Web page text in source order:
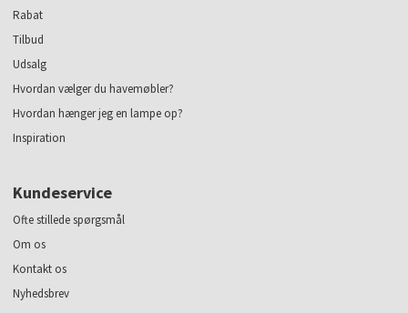
Rabat
Tilbud
Udsalg
Hvordan vælger du havemøbler?
Hvordan hænger jeg en lampe op?
Inspiration
Kundeservice
Ofte stillede spørgsmål
Om os
Kontakt os
Nyhedsbrev